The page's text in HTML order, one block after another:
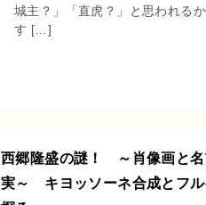
城主？」「直虎？」と思われる
す […]
西郷隆盛の謎！ ～肖像画と名
実～ キヨッソーネ合成とフル